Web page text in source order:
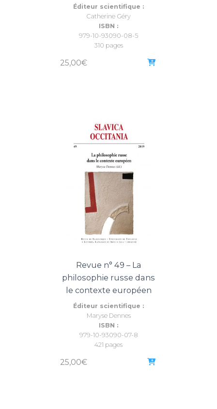
Éditeur scientifique :
Catherine Géry
ISBN :
979-10-93090-08-5
310 pages
25,00€
Revue n° 49 – La
philosophie russe dans
le contexte européen
Éditeur scientifique :
Maryse Dennes
ISBN :
979-10-93090-07-8
421 pages
25,00€